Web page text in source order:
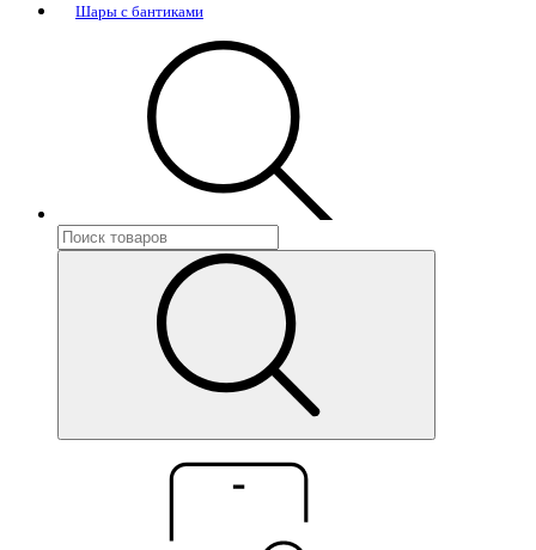
Шары с бантиками